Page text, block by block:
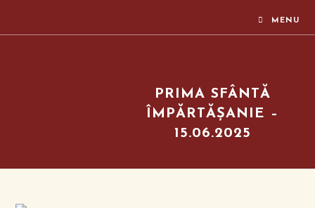
MENU
PRIMA SFÂNTĂ
ÎMPĂRTĂȘANIE –
15.06.2025